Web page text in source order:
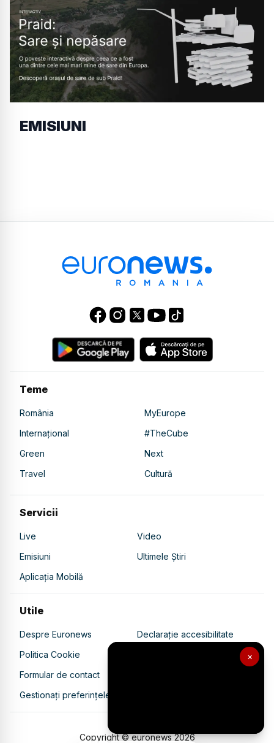
×
EMISIUNI
Teme
România
MyEurope
Internațional
#TheCube
Green
Next
Travel
Cultură
Servicii
Live
Video
Emisiuni
Ultimele Știri
Aplicația Mobilă
Utile
Despre Euronews
Declarație accesibilitate
Politica Cookie
Politica de confidențialitate
Formular de contact
Gestionați preferințele
Copyright © euronews2026